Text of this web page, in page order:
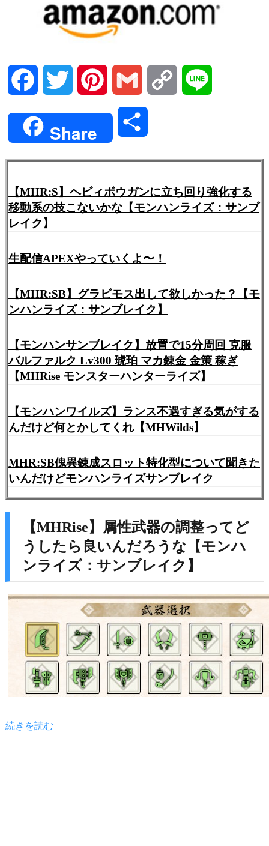
Facebook Twitter Pinterest Gmail Copy
Share
【MHR:S】ヘビィボウガンに立ち回り強化する
移動系の技こないかな【モンハンライズ：サンブ
レイク】
生配信APEXやっていくよ〜！
【MHR:SB】グラビモス出して欲しかった？【モ
ンハンライズ：サンブレイク】
【モンハンサンブレイク】放置で15分周回 克服
バルファルク Lv300 琥珀 マカ錬金 金策 稼ぎ
【MHRise モンスターハンターライズ】
【モンハンワイルズ】ランス不遇すぎる気がする
んだけど何とかしてくれ【MHWilds】
MHR:SB傀異錬成スロット特化型について聞きた
いんだけどモンハンライズサンブレイク
【MHRise】属性武器の調整ってど
うしたら良いんだろうな【モンハ
ンライズ：サンブレイク】
続きを読む